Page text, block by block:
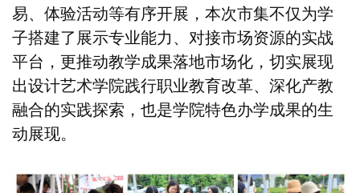
易、体验活动等有序开展，本次市集不仅为学
子搭建了展示专业能力、对接市场资源的实战
平台，更推动教学成果落地市场化，切实展现
出设计艺术学院践行职业教育改革、深化产教
融合的实践探索，也是学院特色办学成果的生
动展现。